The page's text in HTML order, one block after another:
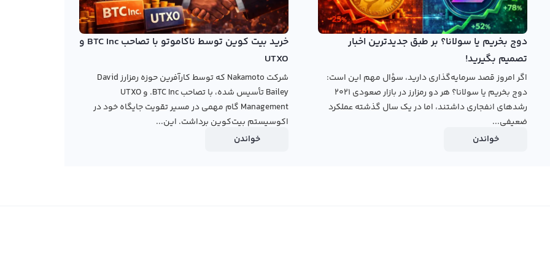
فروش رمز ارز دیجیتال داخلی مانند رابکس استفاده کنید. با
اینو(کیشو اینو) را خریداری کنید و در همان واحد آن را به رمز
ارویو را به تومان تبدیل کرده آن را بفروشید و تومان
پلتفرم خرید و فروش رمزارز دیجیتال رابکس، این
هزینه‌های عملیاتی، به خرید کیشو اینو بپردازید.
و فروش رمزارز دیگر مقایسه کرده و تصمیم گیری درستی را
دوج بخریم یا سولانا؟ بر طبق جدیدترین اخبار
تصمیم بگیرید!
اگر امروز قصد سرمایه‌گذاری دارید، سؤال مهم این است:
دوج بخریم یا سولانا؟ هر دو رمزارز در بازار صعودی ۲۰۲۱
رشدهای انفجاری داشتند، اما در یک سال گذشته عملکرد
ضعیفی...
خواندن
خرید بیت کوین توسط ناکاموتو با تصاحب BTC Inc و
UTXO
شرکت Nakamoto که توسط کارآفرین حوزه رمزارز David
Bailey تأسیس شده، با تصاحب BTC Inc. و UTXO
Management گام مهمی در مسیر تقویت جایگاه خود در
اکوسیستم بیت‌کوین برداشت. این...
خواندن